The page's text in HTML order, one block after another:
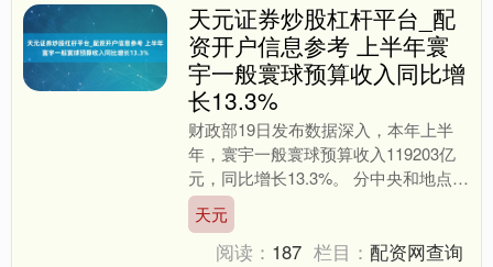
天元证券炒股杠杆平台_配
资开户信息参考 上半年寰
宇一般寰球预算收入同比增
长13.3%
财政部19日发布数据深入，本年上半
年，寰宇一般寰球预算收入119203亿
元，同比增长13.3%。 分中央和地点
看，本年上半年，中央一般寰球预算收
入53884亿元....
天元
阅读： 187 栏目：配资网查询